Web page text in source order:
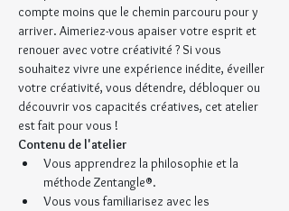
compte moins que le chemin parcouru pour y
arriver. Aimeriez-vous apaiser votre esprit et
renouer avec votre créativité ? Si vous
souhaitez vivre une expérience inédite, éveiller
votre créativité, vous détendre, débloquer ou
découvrir vos capacités créatives, cet atelier
est fait pour vous !
Contenu de l'atelier
Vous apprendrez la philosophie et la
méthode Zentangle®.
Vous vous familiarisez avec les